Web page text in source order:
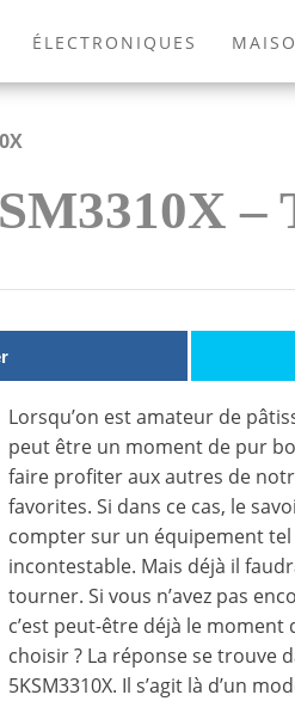
ÉLECTRONIQUES
MODE EXTÉRIEUR
–
Lorsqu’on est amateur de
peut être un moment de pur
faire profiter aux autres de
favorites. Si dans ce cas, le
compter sur un équipement
incontestable. Mais déjà il
tourner. Si vous n’avez pas
c’est peut-être déjà le
choisir ? La réponse se trouve
5KSM3310X. Il s’agit là d’un